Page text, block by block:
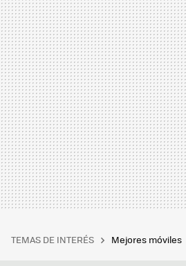
TEMAS DE INTERÉS Mejores móviles